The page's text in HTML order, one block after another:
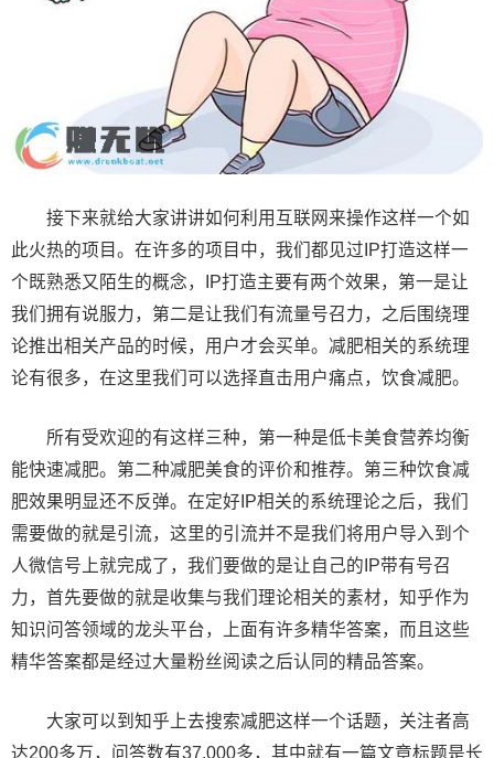
接下来就给大家讲讲如何利用互联网来操作这样一个如
此火热的项目。在许多的项目中，我们都见过IP打造这样一
个既熟悉又陌生的概念，IP打造主要有两个效果，第一是让
我们拥有说服力，第二是让我们有流量号召力，之后围绕理
论推出相关产品的时候，用户才会买单。减肥相关的系统理
论有很多，在这里我们可以选择直击用户痛点，饮食减肥。
所有受欢迎的有这样三种，第一种是低卡美食营养均衡
能快速减肥。第二种减肥美食的评价和推荐。第三种饮食减
肥效果明显还不反弹。在定好IP相关的系统理论之后，我们
需要做的就是引流，这里的引流并不是我们将用户导入到个
人微信号上就完成了，我们要做的是让自己的IP带有号召
力，首先要做的就是收集与我们理论相关的素材，知乎作为
知识问答领域的龙头平台，上面有许多精华答案，而且这些
精华答案都是经过大量粉丝阅读之后认同的精品答案。
大家可以到知乎上去搜索减肥这样一个话题，关注者高
达200多万，问答数有37,000多，其中就有一篇文章标题是长